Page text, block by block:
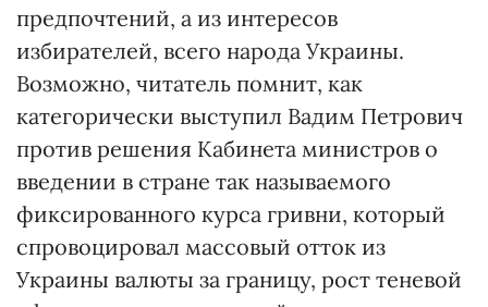
предпочтений, а из интересов
избирателей, всего народа Украины.
Возможно, читатель помнит, как
категорически выступил Вадим Петрович
против решения Кабинета министров о
введении в стране так называемого
фиксированного курса гривни, который
спровоцировал массовый отток из
Украины валюты за границу, рост теневой